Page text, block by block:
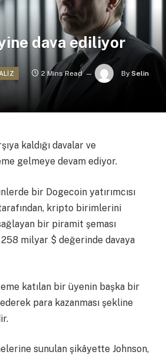
dava ediliyor
2 Mins Read By Selin
kaldığı davalar ve
gelmeye devam ediyor.
bir Dogecoin yatırımcısı
kripto birimlerini
bir piramit şeması
258 milyar $ değerinde davaya
katılan bir üyenin başka bir
para kazanması şekline
sunulan şikâyette Johnson,